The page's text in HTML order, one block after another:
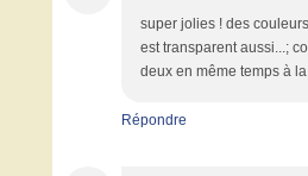
super jolies ! des
est transparent aussi...;
deux en même temps à
Répondre